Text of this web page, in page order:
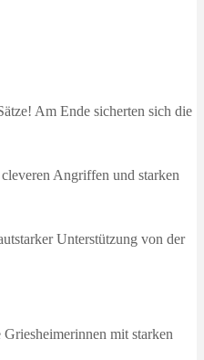
Am Ende sicherten sich die
Angriffen und starken
Unterstützung von der
mit starken